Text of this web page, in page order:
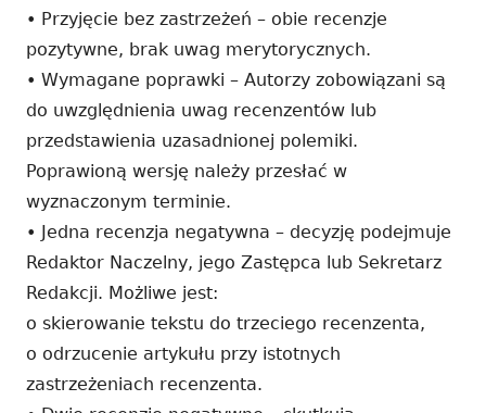
• Przyjęcie bez zastrzeżeń – obie recenzje
pozytywne, brak uwag merytorycznych.
• Wymagane poprawki – Autorzy zobowiązani są
do uwzględnienia uwag recenzentów lub
przedstawienia uzasadnionej polemiki.
Poprawioną wersję należy przesłać w
wyznaczonym terminie.
• Jedna recenzja negatywna – decyzję podejmuje
Redaktor Naczelny, jego Zastępca lub Sekretarz
Redakcji. Możliwe jest:
o skierowanie tekstu do trzeciego recenzenta,
o odrzucenie artykułu przy istotnych
zastrzeżeniach recenzenta.